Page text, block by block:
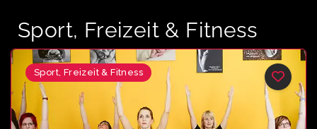
Sport, Freizeit & Fitness
Sport, Freizeit & Fitness